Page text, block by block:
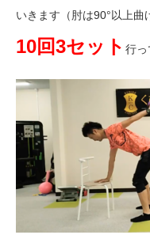
いきます（肘は90°以上
10回3セット 行っ